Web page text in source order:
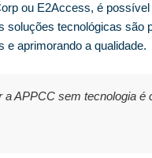
ou E2Access, é
soluções tecnológicas são
e aprimorando a qualidade.
a APPCC sem tecnologia